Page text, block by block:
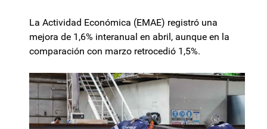
La Actividad Económica (EMAE) registró una
mejora de 1,6% interanual en abril, aunque en la
comparación con marzo retrocedió 1,5%.